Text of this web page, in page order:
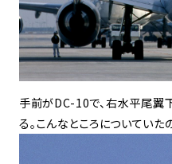
手前がDC-10で、右水平尾
る。こんなところについていた